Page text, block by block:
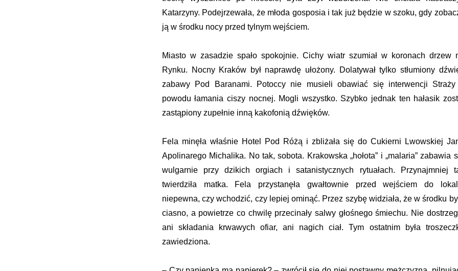
Katarzyny. Podejrzewała, że młoda gosposia i tak już będzie w szoku, gdy
ją w środku nocy przed tylnym wejściem.
Miasto w zasadzie spało spokojnie. Cichy wiatr szumiał w koronach drzew
Rynku. Nocny Kraków był naprawdę ułożony. Dolatywał tylko stłumiony
zabawy Pod Baranami. Potoccy nie musieli obawiać się interwencji
powodu łamania ciszy nocnej. Mogli wszystko. Szybko jednak ten hałasik
zastąpiony zupełnie inną kakofonią dźwięków.
Fela minęła właśnie Hotel Pod Różą i zbliżała się do Cukierni Lwowskiej
Apolinarego Michalika. No tak, sobota. Krakowska „hołota” i „malaria” zabawia
wulgarnie przy dzikich orgiach i satanistycznych rytuałach. Przynajmniej
twierdziła matka. Fela przystanęła gwałtownie przed wejściem do
niepewna, czy wchodzić, czy lepiej ominąć. Przez szybę widziała, że w środku
ciasno, a powietrze co chwilę przecinały salwy głośnego śmiechu. Nie
ani składania krwawych ofiar, ani nagich ciał. Tym ostatnim była
zawiedziona.